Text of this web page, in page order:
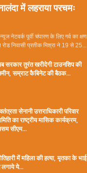
में लहराया परचमः
नेटवर्क पूर्वी चंपारण के लिए गर्व का क्षण
निवासी प्रतीक मिश्रा ने 19 से 25...
सरकार तुरंत खरीदेगी टाउनशिप की
सम्राट कैबिनेट की बैठक...
सेनानी उत्तराधिकारी परिवार
का राष्ट्रीय मासिक कार्यक्रम,
सीएम...
में महिला की हत्या, मृतका के भाई
ये...